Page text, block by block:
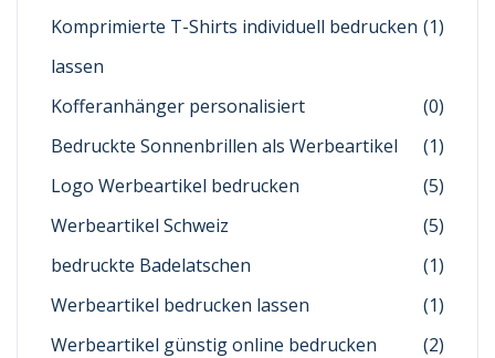
Komprimierte T-Shirts individuell bedrucken
lassen
(1)
Kofferanhänger personalisiert
(0)
Bedruckte Sonnenbrillen als Werbeartikel
(1)
Logo Werbeartikel bedrucken
(5)
Werbeartikel Schweiz
(5)
bedruckte Badelatschen
(1)
Werbeartikel bedrucken lassen
(1)
Werbeartikel günstig online bedrucken
(2)